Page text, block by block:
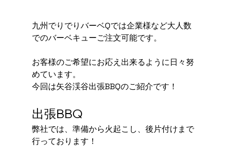
九州でりでりバーベQでは企業様など大人数
でのバーベキューご注文可能です。
お客様のご希望にお応え出来るように日々努
めています。
今回は矢谷渓谷出張BBQのご紹介です！
出張BBQ
弊社では、準備から火起こし、後片付けまで
行っております！